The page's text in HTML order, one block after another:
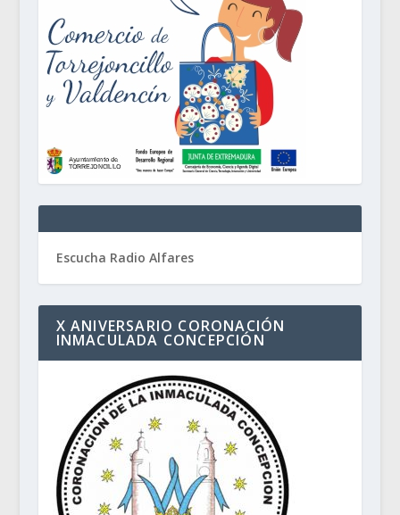
Escucha Radio Alfares
X ANIVERSARIO CORONACIÓN
INMACULADA CONCEPCIÓN